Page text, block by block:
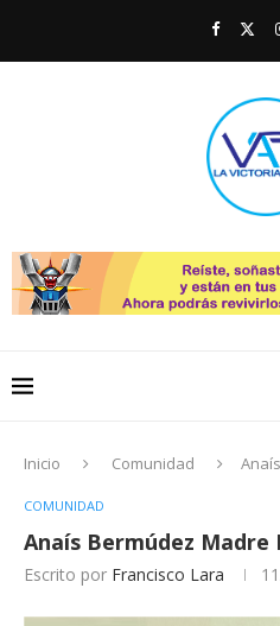
Inicio Comunidad
COMUNIDAD
Anaís Bermúdez
Escrito por Francisco Lara